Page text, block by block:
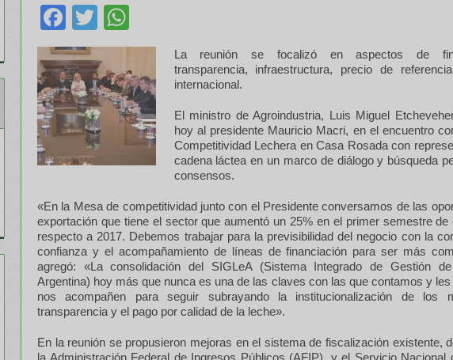
Facebook
Twitter
La reunión se focalizó en aspectos de
transparencia, infraestructura, precio de
internacional.
El ministro de Agroindustria, Luis Miguel
hoy al presidente Mauricio Macri, en el encuentro
Competitividad Lechera en Casa Rosada con
cadena láctea en un marco de diálogo y búsqueda
consensos.
«En la Mesa de competitividad junto con el Presidente conversamos de las
exportación que tiene el sector que aumentó un 25% en el primer semestre de
respecto a 2017. Debemos trabajar para la previsibilidad del negocio con la
confianza y el acompañamiento de líneas de financiación para ser más
agregó: «La consolidación del SIGLeA (Sistema Integrado de Gestión
Argentina) hoy más que nunca es una de las claves con las que contamos y
nos acompañen para seguir subrayando la institucionalización de los
transparencia y el pago por calidad de la leche».
En la reunión se propusieron mejoras en el sistema de fiscalización existente,
la Administración Federal de Ingresos Públicos (AFIP), y el Servicio Nacional